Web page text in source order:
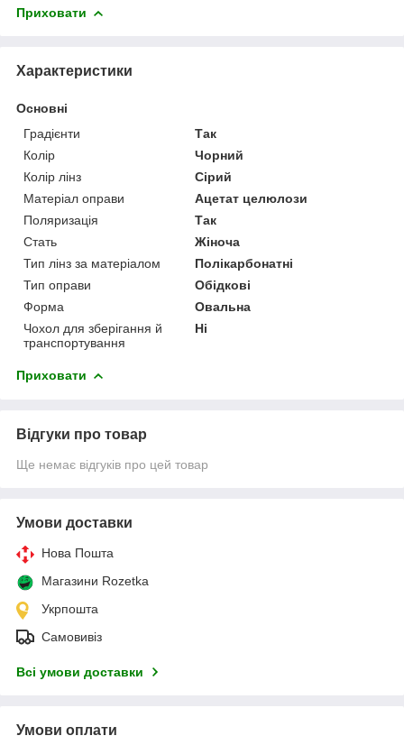
Приховати
Характеристики
Основні
Градієнти
Так
Колір
Чорний
Колір лінз
Сірий
Матеріал оправи
Ацетат целюлози
Поляризація
Так
Стать
Жіноча
Тип лінз за матеріалом
Полікарбонатні
Тип оправи
Обідкові
Форма
Овальна
Чохол для зберігання й
транспортування
Ні
Приховати
Відгуки про товар
Ще немає відгуків про цей товар
Умови доставки
Нова Пошта
Магазини Rozetka
Укрпошта
Самовивіз
Всі умови доставки
Умови оплати